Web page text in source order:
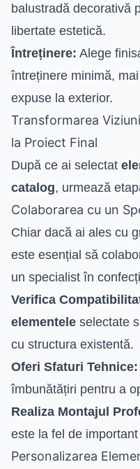
balustradă decorativă
libertate estetică.
Întreținere: Alege
întreținere minimă,
expuse la exterior.
Transformarea
la Proiect Final
După ce ai selectat
catalog, urmează
Colaborarea cu un
Chiar dacă ai ales cu
este esențial să
un specialist în
Verifica
elementele selectate
cu structura existentă.
Oferi Sfaturi Tehnice:
îmbunătățiri pentru a
Realiza Montajul
este la fel de
Personalizarea